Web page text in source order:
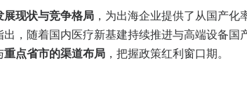
展现状与竞争格局 ，为出海企业提供了从国产
，随着国内医疗新基建持续推进与高端设备国
重点省市的渠道布局 ，把握政策红利窗口期。